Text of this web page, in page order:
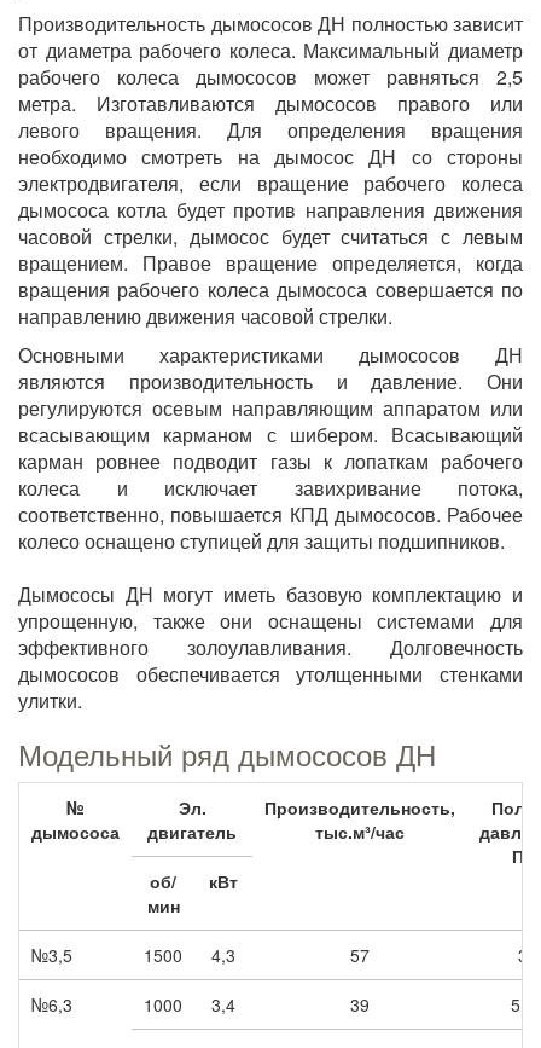
Производительность дымососов ДН полностью зависит
от диаметра рабочего колеса. Максимальный диаметр
рабочего колеса дымососов может равняться 2,5
метра. Изготавливаются дымососов правого или
левого вращения. Для определения вращения
необходимо смотреть на дымосос ДН со стороны
электродвигателя, если вращение рабочего колеса
дымососа котла будет против направления движения
часовой стрелки, дымосос будет считаться с левым
вращением. Правое вращение определяется, когда
вращения рабочего колеса дымососа совершается по
направлению движения часовой стрелки.
Основными характеристиками дымососов ДН
являются производительность и давление. Они
регулируются осевым направляющим аппаратом или
всасывающим карманом с шибером. Всасывающий
карман ровнее подводит газы к лопаткам рабочего
колеса и исключает завихривание потока,
соответственно, повышается КПД дымососов. Рабочее
колесо оснащено ступицей для защиты подшипников.
Дымососы ДН могут иметь базовую комплектацию и
упрощенную, также они оснащены системами для
эффективного золоулавливания. Долговечность
дымососов обеспечивается утолщенными стенками
улитки.
Модельный ряд дымососов ДН
№
дымососа
Эл.
двигатель
Производительность,
тыс.м³/час
Па
об/
мин
кВт
№3,5 1500 4,3 57 3
№6,3 1000 3,4 39 5,5